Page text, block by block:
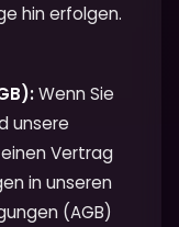
hin erfolgen.
Wenn Sie
unsere
Vertrag
in unseren
(AGB)